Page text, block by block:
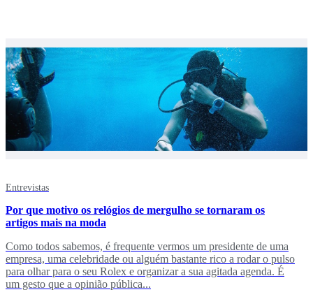
Entrevistas
Por que motivo os relógios de mergulho se tornaram os
artigos mais na moda
Como todos sabemos, é frequente vermos um presidente de uma
empresa, uma celebridade ou alguém bastante rico a rodar o pulso
para olhar para o seu Rolex e organizar a sua agitada agenda. É
um gesto que a opinião pública...